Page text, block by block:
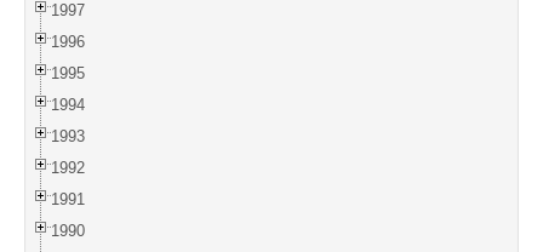
1997
1996
1995
1994
1993
1992
1991
1990